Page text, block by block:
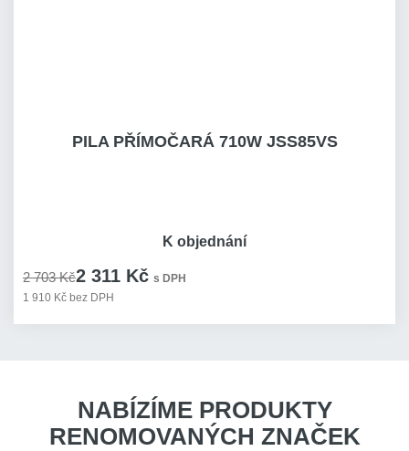
PILA PŘÍMOČARÁ 710W JSS85VS
2 703 Kč2 311 Kč s DPH
1 910 Kč bez DPH
K objednání
NABÍZÍME PRODUKTY
RENOMOVANÝCH ZNAČEK